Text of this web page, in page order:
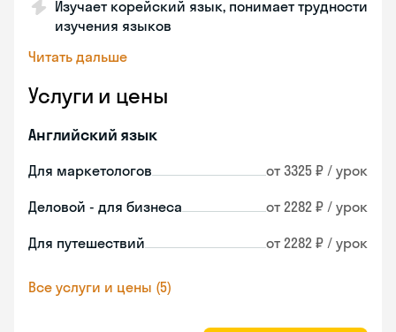
Изучает корейский язык, понимает трудности
изучения языков
Читать дальше
Услуги и цены
Английский язык
Для маркетологов от 3325 ₽ / урок
Деловой - для бизнеса от 2282 ₽ / урок
Для путешествий от 2282 ₽ / урок
Все услуги и цены (5)